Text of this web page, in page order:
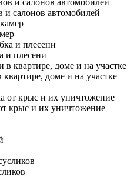
и салонов автомобилей
и плесени
доме и на участке
крыс и их уничтожение